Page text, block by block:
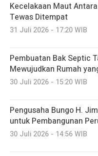
Kecelakaan Maut
Tewas Ditempat
31 Juli 2026 - 17:20 WIB
Pembuatan Bak Septic
Mewujudkan Rumah
30 Juli 2026 - 15:20 WIB
Pengusaha Bungo H.
untuk Pembangunan
30 Juli 2026 - 14:56 WIB